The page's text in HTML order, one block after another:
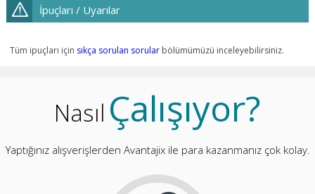
İpuçları / Uyarılar
Tüm ipuçları için sıkça sorulan sorularbölümümüzü inceleyebilirsiniz.
Nasıl Çalışıyor?
Yaptığınız alışverişlerden Avantajix ile para kazanmanız çok kolay.